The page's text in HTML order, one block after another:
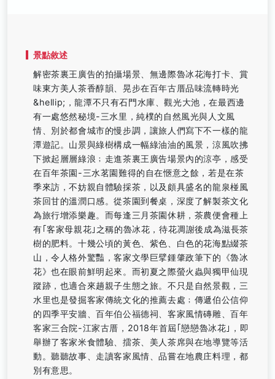
景點敘述
解密茶裏王廣告的拍攝場景、無邊際魯冰花海打卡、賞
味東方美人茶香醇韻、晃步在百年古厝品味流轉時光
&hellip;，龍潭不只有石門水庫、觀光大池，在最西邊
有一處悠然秘境-三水里，純樸的自然風光與人文風
情、別於都會城市的慢步調，讓旅人們寫下不一樣的龍
潭遊記。山景與綠樹構成一幅綠油油的風景，涼風吹拂
下掀起層層綠浪﹔走進茶裏王廣告場景內的涼亭，感受
在百年茶園-三水茗園難得的自在愜意之餘，若是在茶
季來訪，不妨親自體驗採茶，以及頗具盛名的龍泉椪風
茶回甘的溫潤口感。從茶園到餐桌，深度了解製茶文化
為旅行增添樂趣。而每逢三月茶園休耕，茶農便會種上
有｢客家母親花｣之稱的魯冰花，待花凋謝後成為滋長茶
樹的肥料。十幾公頃的黃色、紫色、白色的花海點綴茶
山，令人格外驚豔，客家文學巨擘鍾肇政筆下的《魯冰
花》也在眼前鮮明起來。而初夏之際螢火蟲與獨甲仙現
蹤跡，也適合來趟親子生態之旅。不只是自然景觀，三
水里也是發掘客家傳統文化的推薦去處﹔傳遞伯公信仰
的四季平安牆、百年伯公福德祠、客家風情磚雕、百年
客家三合院-江家古厝，2018年首屆｢戀戀魯冰花｣，即
舉辦了客家米食體驗、擂茶、美人茶席與在地導覽等活
動。聽聽故事、走讀客家風情、品嘗在地農庄料理，都
別有意思。